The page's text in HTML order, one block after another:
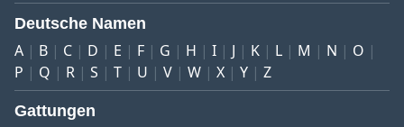
Deutsche Namen
A B C D E F G H I J K L M N
O
P
Q R S T U V W X Y Z
Gattungen